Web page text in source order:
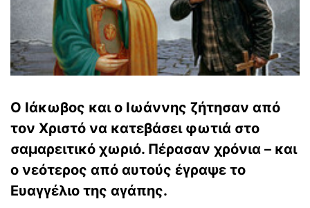
Ο Ιάκωβος και ο Ιωάννης ζήτησαν από
τον Χριστό να κατεβάσει φωτιά στο
σαμαρειτικό χωριό. Πέρασαν χρόνια – και
ο νεότερος από αυτούς έγραψε το
Ευαγγέλιο της αγάπης.